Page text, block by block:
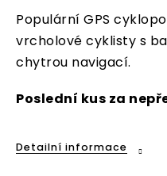
Populární GPS
vrcholové cyklisty s
chytrou navigací.
Poslední kus za
Detailní informace